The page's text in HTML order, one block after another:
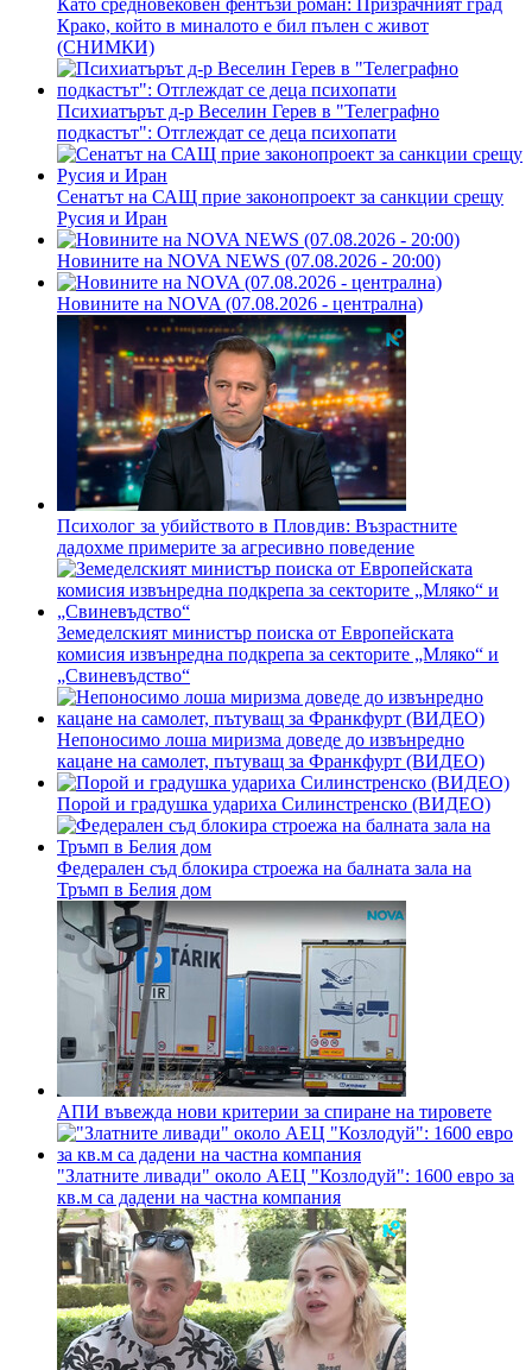
Като средновековен фентъзи роман: Призрачният град
Крако, който в миналото е бил пълен с живот
(СНИМКИ)
Психиатърът д-р Веселин Герев в "Телеграфно
подкастът": Отглеждат се деца психопати
Сенатът на САЩ прие законопроект за санкции срещу
Русия и Иран
Новините на NOVA NEWS (07.08.2026 - 20:00)
Новините на NOVA (07.08.2026 - централна)
Психолог за убийството в Пловдив: Възрастните
дадохме примерите за агресивно поведение
Земеделският министър поиска от Европейската
комисия извънредна подкрепа за секторите „Мляко“ и
„Свиневъдство“
Непоносимо лоша миризма доведе до извънредно
кацане на самолет, пътуващ за Франкфурт (ВИДЕО)
Порой и градушка удариха Силинстренско (ВИДЕО)
Федерален съд блокира строежа на балната зала на
Тръмп в Белия дом
АПИ въвежда нови критерии за спиране на тировете
"Златните ливади" около АЕЦ "Козлодуй": 1600 евро за
кв.м са дадени на частна компания